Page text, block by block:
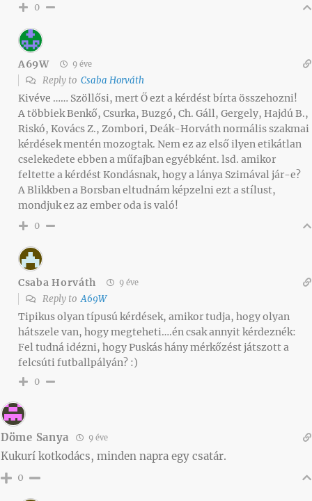
0
A69W 9 éve
Reply to Csaba Horváth
Kivéve …… Szöllősi, mert Ő ezt a kérdést bírta összehozni!
A többiek Benkő, Csurka, Buzgó, Ch. Gáll, Gergely, Hajdú B.,
Riskó, Kovács Z., Zombori, Deák-Horváth normális szakmai
kérdések mentén mozogtak. Nem ez az első ilyen etikátlan
cselekedete ebben a műfajban egyébként. lsd. amikor
feltette a kérdést Kondásnak, hogy a lánya Szimával jár-e?
A Blikkben a Borsban eltudnám képzelni ezt a stílust,
mondjuk ez az ember oda is való!
0
Csaba Horváth 9 éve
Reply toA69W
Tipikus olyan típusú kérdések, amikor tudja, hogy olyan
hátszele van, hogy megteheti….én csak annyit kérdeznék:
Fel tudná idézni, hogy Puskás hány mérkőzést játszott a
felcsúti futballpályán? :)
0
Döme Sanya 9 éve
Kukurí kotkodács, minden napra egy csatár.
0